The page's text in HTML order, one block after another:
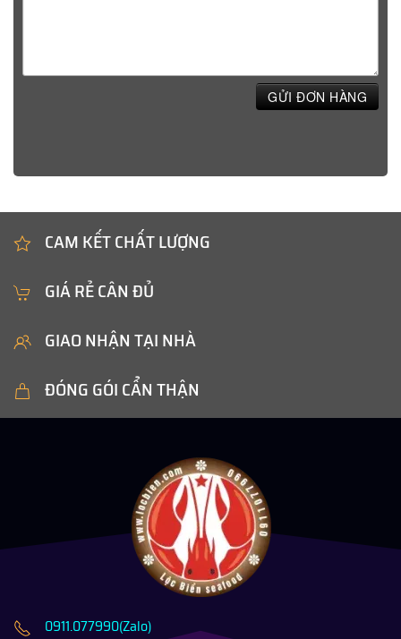
GỬI ĐƠN HÀNG
CAM KẾT CHẤT LƯỢNG
GIÁ RẺ CÂN ĐỦ
GIAO NHẬN TẠI NHÀ
ĐÓNG GÓI CẨN THẬN
0911.077990(Zalo)